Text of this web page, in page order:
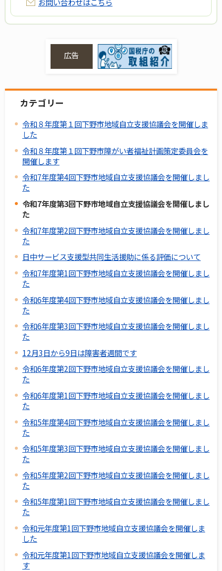
広告
カテゴリー
令和８年度第１回下野市地域自立支援協議会を開催しま
した
令和８年度第１回下野市障がい者福祉計画策定委員会を
開催します
令和7年度第4回下野市地域自立支援協議会を開催しまし
た
令和7年度第3回下野市地域自立支援協議会を開催しまし
た
令和7年度第2回下野市地域自立支援協議会を開催しまし
た
日中サービス支援型共同生活援助に係る評価について
令和7年度第1回下野市地域自立支援協議会を開催しまし
た
令和6年度第4回下野市地域自立支援協議会を開催しまし
た
令和6年度第3回下野市地域自立支援協議会を開催しまし
た
12月3日から9日は障害者週間です
令和6年度第2回下野市地域自立支援協議会を開催しまし
た
令和6年度第1回下野市地域自立支援協議会を開催しまし
た
令和5年度第4回下野市地域自立支援協議会を開催しまし
た
令和5年度第3回下野市地域自立支援協議会を開催しまし
た
令和5年度第2回下野市地域自立支援協議会を開催しまし
た
令和5年度第1回下野市地域自立支援協議会を開催しまし
た
令和元年度第1回下野市地域自立支援協議会を開催しま
した
令和元年度第1回下野市地域自立支援協議会を開催しま
す